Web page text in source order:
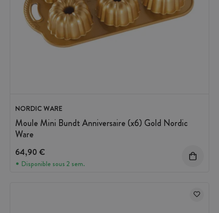
NORDIC WARE
Moule Mini Bundt Anniversaire (x6) Gold Nordic
Ware
64,90 €
Disponible sous 2 sem.